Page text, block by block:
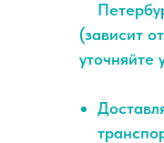
(зависит
уточняйте